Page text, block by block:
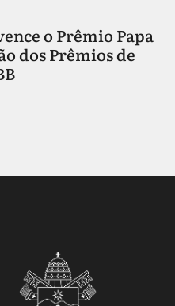
o Prêmio Papa
dos Prêmios de